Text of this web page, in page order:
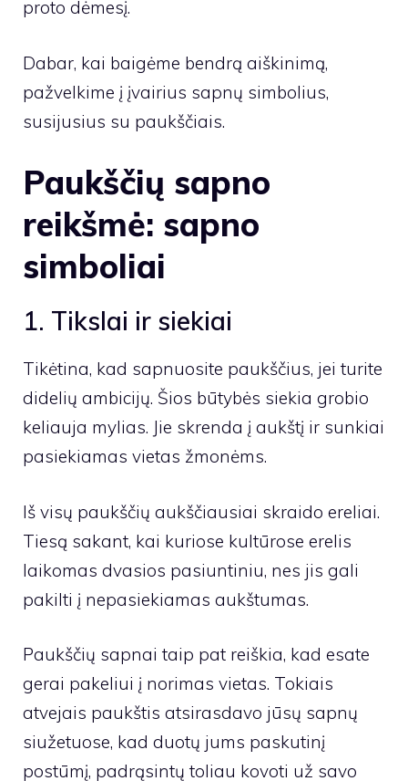
proto dėmesį.
Dabar, kai baigėme bendrą aiškinimą,
pažvelkime į įvairius sapnų simbolius,
susijusius su paukščiais.
Paukščių sapno
reikšmė: sapno
simboliai
1. Tikslai ir siekiai
Tikėtina, kad sapnuosite paukščius, jei turite
didelių ambicijų. Šios būtybės siekia grobio
keliauja mylias. Jie skrenda į aukštį ir sunkiai
pasiekiamas vietas žmonėms.
Iš visų paukščių aukščiausiai skraido ereliai.
Tiesą sakant, kai kuriose kultūrose erelis
laikomas dvasios pasiuntiniu, nes jis gali
pakilti į nepasiekiamas aukštumas.
Paukščių sapnai taip pat reiškia, kad esate
gerai pakeliui į norimas vietas. Tokiais
atvejais paukštis atsirasdavo jūsų sapnų
siužetuose, kad duotų jums paskutinį
postūmį, padrąsintų toliau kovoti už savo